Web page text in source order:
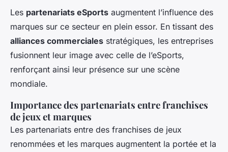
Les partenariats eSports augmentent l’influence des
marques sur ce secteur en plein essor. En tissant des
alliances commerciales stratégiques, les entreprises
fusionnent leur image avec celle de l’eSports,
renforçant ainsi leur présence sur une scène
mondiale.
Importance des partenariats entre franchises
de jeux et marques
Les partenariats entre des franchises de jeux
renommées et les marques augmentent la portée et la